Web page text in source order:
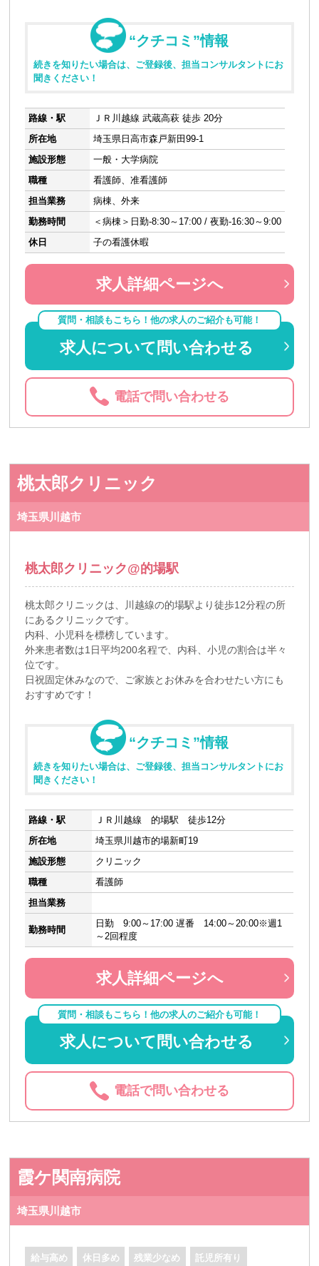
“クチコミ”情報
続きを知りたい場合は、ご登録後、担当コンサルタントにお
聞きください！
路線・駅
ＪＲ川越線 武蔵高萩 徒歩 20分
所在地
埼玉県日高市森戸新田99-1
施設形態
一般・大学病院
職種
看護師、准看護師
担当業務
病棟、外来
勤務時間
＜病棟＞日勤-8:30～17:00 / 夜勤-16:30～9:00
休日
子の看護休暇
求人詳細ページへ
質問・相談もこちら！他の求人のご紹介も可能！
求人について問い合わせる
電話で問い合わせる
桃太郎クリニック
埼玉県川越市
桃太郎クリニック@的場駅
桃太郎クリニックは、川越線の的場駅より徒歩12分程の所
にあるクリニックです。
内科、小児科を標榜しています。
外来患者数は1日平均200名程で、内科、小児の割合は半々
位です。
日祝固定休みなので、ご家族とお休みを合わせたい方にも
おすすめです！
“クチコミ”情報
続きを知りたい場合は、ご登録後、担当コンサルタントにお
聞きください！
路線・駅
ＪＲ川越線 的場駅 徒歩12分
所在地
埼玉県川越市的場新町19
施設形態
クリニック
職種
看護師
担当業務
勤務時間
日勤 9:00～17:00 遅番 14:00～20:00※週1
～2回程度
求人詳細ページへ
質問・相談もこちら！他の求人のご紹介も可能！
求人について問い合わせる
電話で問い合わせる
霞ケ関南病院
埼玉県川越市
給与高め 休日多め 残業少なめ 託児所有り